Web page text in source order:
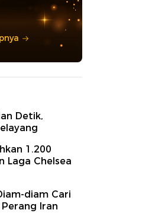
Detik,
1.200
Laga Chelsea
diam Cari
Iran